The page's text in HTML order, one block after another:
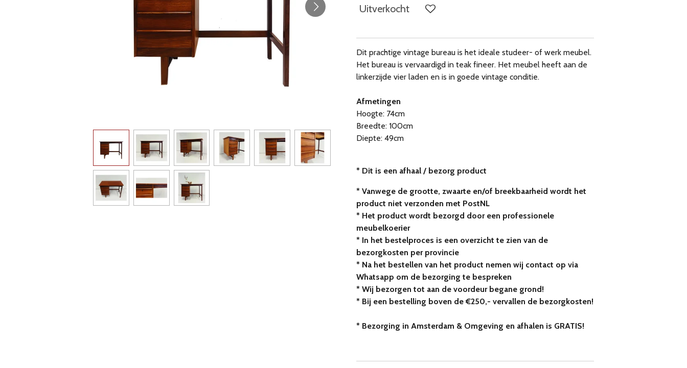
Uitverkocht
Dit prachtige vintage bureau is het ideale studeer- of werk meubel.
Het bureau is vervaardigd in teak fineer. Het meubel heeft aan de
linkerzijde vier laden en is in goede vintage conditie.
Afmetingen
Hoogte: 74cm
Breedte: 100cm
Diepte: 49cm
* Dit is een afhaal / bezorg product
* Vanwege de grootte, zwaarte en/of breekbaarheid wordt het
product niet verzonden met PostNL
* Het product wordt bezorgd door een professionele
meubelkoerier
* In het bestelproces is een overzicht te zien van de
bezorgkosten per provincie
* Na het bestellen van het product nemen wij contact op via
Whatsapp om de bezorging te bespreken
* Wij bezorgen tot aan de voordeur begane grond!
* Bij een bestelling boven de €250,- vervallen de bezorgkosten!
* Bezorging in Amsterdam & Omgeving en afhalen is GRATIS!